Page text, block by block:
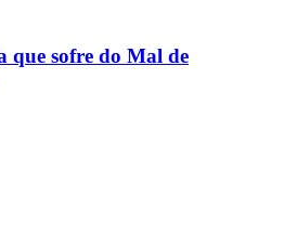
que sofre do Mal de